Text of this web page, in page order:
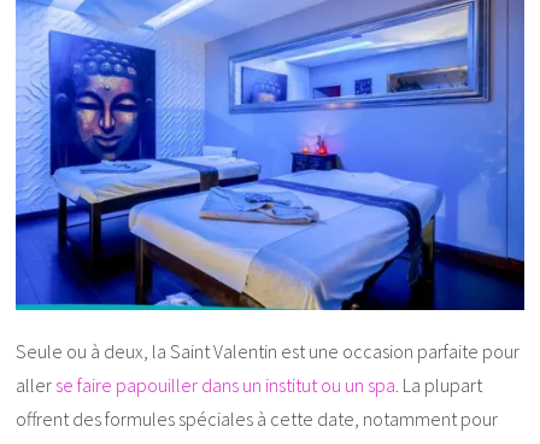
Seule ou à deux, la Saint Valentin est une occasion parfaite pour
aller se faire papouiller dans un institut ou un spa . La plupart
offrent des formules spéciales à cette date, notamment pour